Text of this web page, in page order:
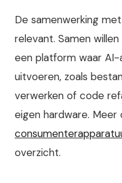
De samenwerking
relevant. Samen
een platform waar
uitvoeren, zoals
verwerken of code
eigen hardware. Meer
overzicht.